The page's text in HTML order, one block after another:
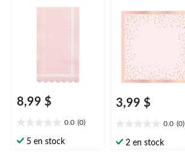
8,99 $
0.0 (0)
étoile(s)
5 en stock
5 po, paq. 16, 3
épaisseurs, pour
anniversaire
3,99 $
0.0 (0)
étoile(s)
2 en stock